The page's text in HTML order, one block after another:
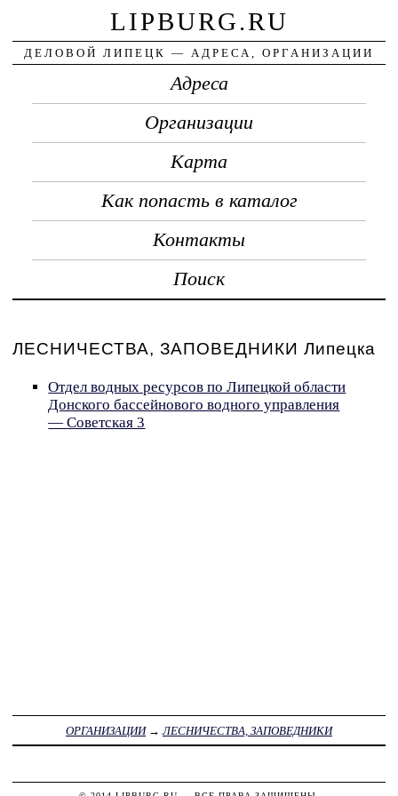
LIPBURG.RU
ДЕЛОВОЙ ЛИПЕЦК — АДРЕСА, ОРГАНИЗАЦИИ
Адреса
Организации
Карта
Как попасть в каталог
Контакты
Поиск
ЛЕСНИЧЕСТВА, ЗАПОВЕДНИКИ Липецка
Отдел водных ресурсов по Липецкой области
Донского бассейнового водного управления
— Советская 3
ОРГАНИЗАЦИИ→ЛЕСНИЧЕСТВА, ЗАПОВЕДНИКИ